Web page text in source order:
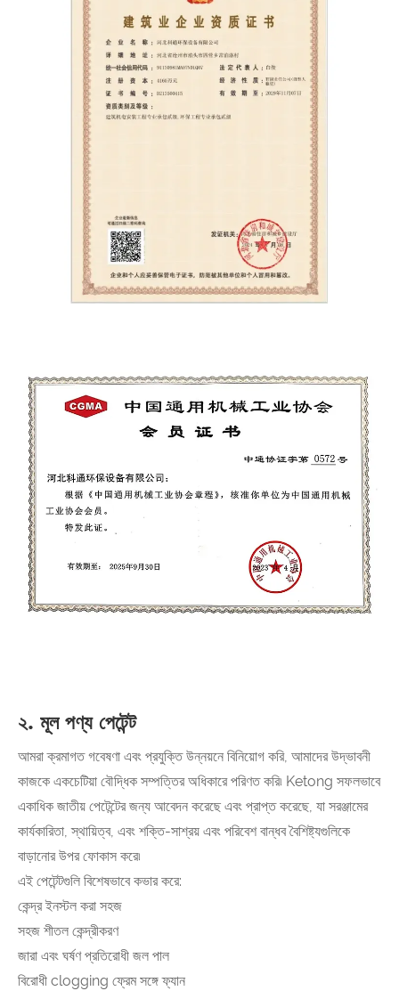
২. মূল পণ্য পেটেন্ট
আমরা ক্রমাগত গবেষণা এবং প্রযুক্তি উন্নয়নে বিনিয়োগ করি, আমাদের উদ্ভাবনী
কাজকে একচেটিয়া বৌদ্ধিক সম্পত্তির অধিকারে পরিণত করি৷ Ketong সফলভাবে
একাধিক জাতীয় পেটেন্টের জন্য আবেদন করেছে এবং প্রাপ্ত করেছে, যা সরঞ্জামের
কার্যকারিতা, স্থায়িত্ব, এবং শক্তি-সাশ্রয় এবং পরিবেশ বান্ধব বৈশিষ্ট্যগুলিকে
বাড়ানোর উপর ফোকাস করে৷
এই পেটেন্টগুলি বিশেষভাবে কভার করে:
কেন্দ্র ইনস্টল করা সহজ
সহজ শীতল কেন্দ্রীকরণ
জারা এবং ঘর্ষণ প্রতিরোধী জল পাল
বিরোধী clogging ফ্রেম সঙ্গে ফ্যান